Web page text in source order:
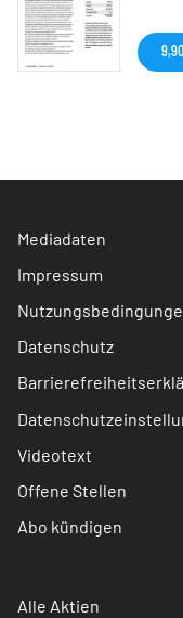
Mediadaten
Impressum
Datenschutz
Videotext
Offene Stellen
Abo kündigen
Alle Aktien